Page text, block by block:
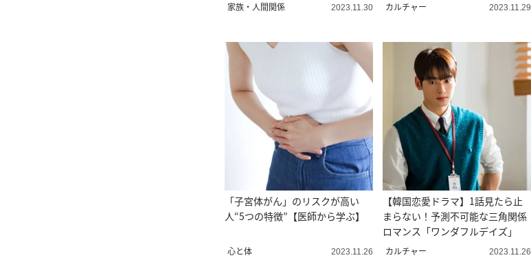
家族・人間関係 2023.11.30 カルチャー 2023.11.29
「子宮体がん」のリスクが高い
人“5つの特徴”【医師から学ぶ】
心と体 2023.11.26
【韓国恋愛ドラマ】1話見たら止
まらない！予測不可能な三角関係
ロマンス「ワンダフルデイズ」
カルチャー 2023.11.26